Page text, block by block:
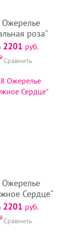
роза"
2201 руб.
Сравнить
Сердце"
2201 руб.
Сравнить